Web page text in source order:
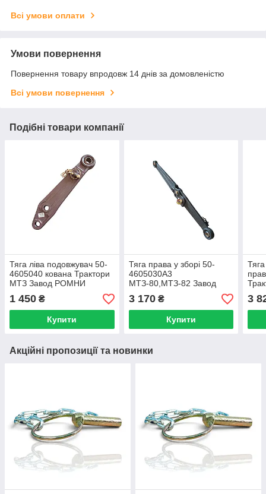
Всі умови оплати
Умови повернення
Повернення товару впродовж 14 днів за домовленістю
Всі умови повернення
Подібні товари компанії
Тяга ліва подовжувач 50-
4605040 кована Трактори
МТЗ Завод РОМНИ
1 450 ₴
Купити
Тяга права у зборі 50-
4605030А3
МТЗ-80,МТЗ-82 Завод
РОМНИ
3 170₴
Купити
3
Акційні пропозиції та новинки